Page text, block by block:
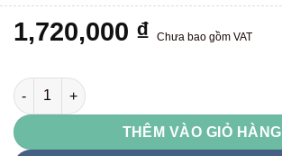
1,720,000 ₫ Chưa bao gồm VAT
GL331 số lượng
THÊM VÀO GIỎ HÀNG